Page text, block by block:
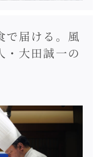
で届ける。風
・大田誠一の